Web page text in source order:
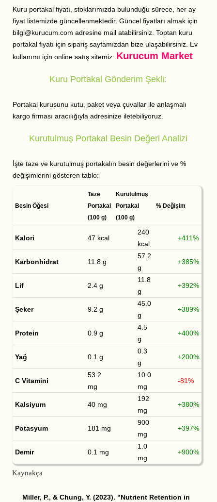
Kuru portakal fiyatı, stoklarımızda bulunduğu sürece, her ay
fiyat listemizde güncellenmektedir. Güncel fiyatları almak için
bilgi@kurucum.com adresine mail atabilirsiniz. Toptan kuru
portakal fiyatı için sipariş sayfamızdan bize ulaşabilirsiniz. Ev
kullanımı için online satış sitemiz: Kurucum Market
Kuru Portakal Gönderim Şekli:
Portakal kurusunu kutu, paket veya çuvallar ile anlaşmalı
kargo firması aracılığıyla adresinize iletebiliyoruz.
Kurutulmuş Portakal Besin Değeri Analizi
İşte taze ve kurutulmuş portakalın besin değerlerini ve %
değişimlerini gösteren tablo:
Besin Öğesi
Taze
Portakal
(100 g)
Kurutulmuş
Portakal
(100 g)
% Değişim
Kalori 47 kcal
240
kcal
+411%
Karbonhidrat 11.8 g
57.2
g
+385%
Lif 2.4 g
11.8
g
+392%
Şeker 9.2 g
45.0
g
+389%
Protein 0.9 g
4.5
g
+400%
Yağ 0.1 g
0.3
g
+200%
C Vitamini
53.2
mg
10.0
mg
-81%
Kalsiyum 40 mg
192
mg
+380%
Potasyum 181 mg
900
mg
+397%
Demir 0.1 mg
1.0
mg
+900%
Kaynakça
Miller, P., & Chung, Y. (2023). "Nutrient Retention in